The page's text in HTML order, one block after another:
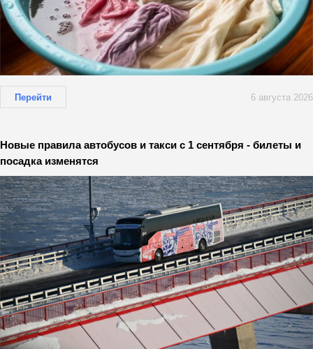
Перейти 6 августа 2026
Новые правила автобусов и такси с 1 сентября - билеты и
посадка изменятся